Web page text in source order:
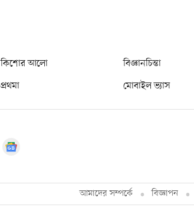
কিশোর আলো বিজ্ঞানচিন্তা
প্রথমা মোবাইল ভ্যাস
আমাদের সম্পর্কে বিজ্ঞাপন